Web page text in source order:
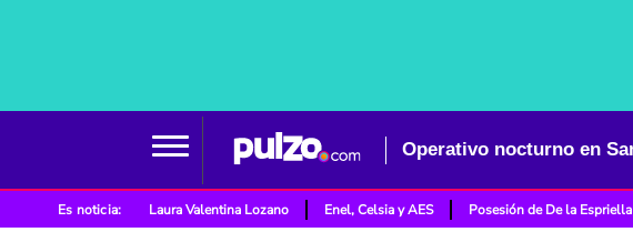
Es noticia: Laura Valentina Lozano Enel, Celsia y AES Posesión de De la Espriella